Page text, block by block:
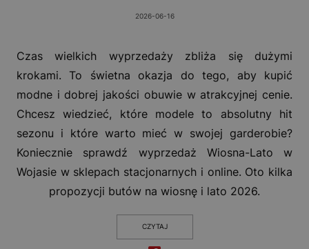
2026-06-16
Czas wielkich wyprzedaży zbliża się dużymi
krokami. To świetna okazja do tego, aby kupić
modne i dobrej jakości obuwie w atrakcyjnej cenie.
Chcesz wiedzieć, które modele to absolutny hit
sezonu i które warto mieć w swojej garderobie?
Koniecznie sprawdź wyprzedaż Wiosna-Lato w
Wojasie w sklepach stacjonarnych i online. Oto kilka
propozycji butów na wiosnę i lato 2026.
CZYTAJ